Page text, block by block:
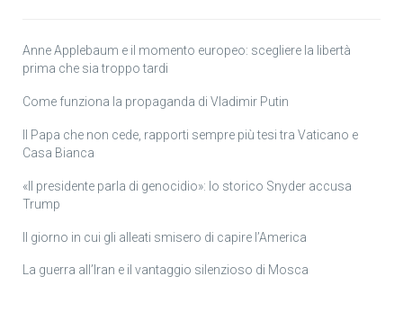
Anne Applebaum e il momento europeo: scegliere la libertà
prima che sia troppo tardi
Come funziona la propaganda di Vladimir Putin
Il Papa che non cede, rapporti sempre più tesi tra Vaticano e
Casa Bianca
«Il presidente parla di genocidio»: lo storico Snyder accusa
Trump
Il giorno in cui gli alleati smisero di capire l’America
La guerra all’Iran e il vantaggio silenzioso di Mosca